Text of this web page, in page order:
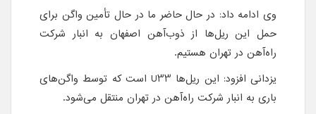
وی ادامه داد: در حال حاضر ما در حال تأمین واگن برای
حمل این ریل‌ها از ذوب‌آهن اصفهان به انبار شرکت
راه‌آهن در تهران هستیم.
یزدانی افزود:‌ این ریل‌ها U33 است که توسط واگن‌های
باری به انبار شرکت راه‌آهن در تهران منتقل می‌شود.